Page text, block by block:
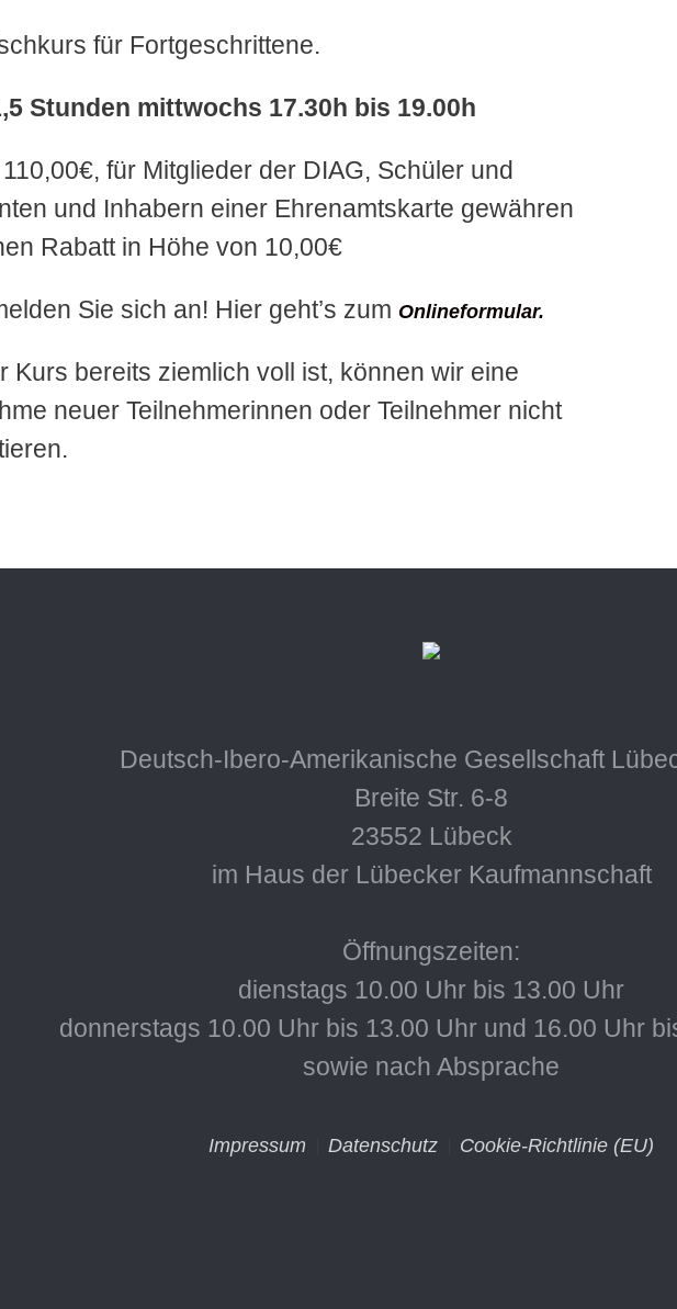
für Fortgeschrittene.
Stunden mittwochs 17.30h bis 19.00h
für Mitglieder der DIAG, Schüler und
und Inhabern einer Ehrenamtskarte gewähren
Rabatt in Höhe von 10,00€
Sie sich an! Hier geht’s zum Onlineformular.
Kurs bereits ziemlich voll ist, können wir eine
neuer Teilnehmerinnen oder Teilnehmer nicht
Deutsch-Ibero-Amerikanische Gesellschaft
Breite Str. 6-8
23552 Lübeck
im Haus der Lübecker Kaufmannschaft
Öffnungszeiten:
dienstags 10.00 Uhr bis 13.00 Uhr
donnerstags 10.00 Uhr bis 13.00 Uhr und 16.00 Uhr
sowie nach Absprache
Impressum Datenschutz Cookie-Richtlinie (EU)